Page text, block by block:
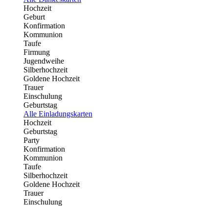
Hochzeit
Geburt
Konfirmation
Kommunion
Taufe
Firmung
Jugendweihe
Silberhochzeit
Goldene Hochzeit
Trauer
Einschulung
Geburtstag
Alle Einladungskarten
Hochzeit
Geburtstag
Party
Konfirmation
Kommunion
Taufe
Silberhochzeit
Goldene Hochzeit
Trauer
Einschulung